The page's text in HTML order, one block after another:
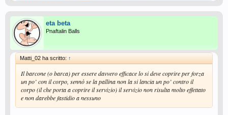
eta beta
Pnaftalin Balls
Matti_02 ha scritto: ↑
Il barcone (o barca) per essere davvero efficace lo si deve coprire per forza
un po’ con il corpo, sennò se la pallina non la si lancia un po’ contro il
corpo (il che porta a coprire il servizio) il servizio non risulta molto effettato
e non darebbe fastidio a nessuno